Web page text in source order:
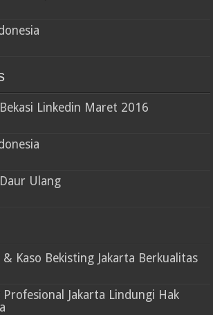
Linkedin Maret 2016
Ulang
& Kaso Bekisting Jakarta Berkualitas
Profesional Jakarta Lindungi Hak